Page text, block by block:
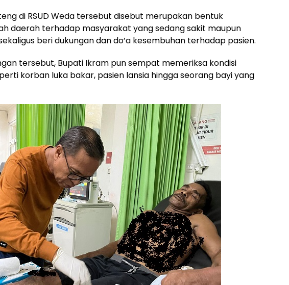
di RSUD Weda tersebut disebut merupakan bentuk
daerah terhadap masyarakat yang sedang sakit maupun
beri dukungan dan do’a kesembuhan terhadap pasien.
tersebut, Bupati Ikram pun sempat memeriksa kondisi
korban luka bakar, pasien lansia hingga seorang bayi yang